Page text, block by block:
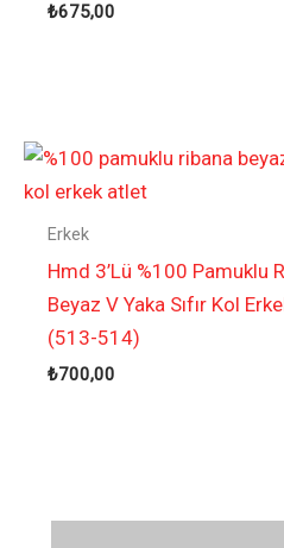
₺675,00
Erkek
Hmd 3’Lü %100 Pamuklu
Beyaz V Yaka Sıfır Kol
(513-514)
₺700,00